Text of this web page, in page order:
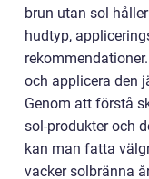
brun utan sol
hudtyp,
och applicera den
Genom att förstå
sol-produkter och
kan man fatta
vacker solbränna